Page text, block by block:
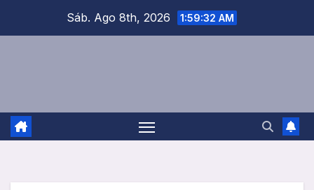
Sáb. Ago 8th, 2026 1:59:33 AM